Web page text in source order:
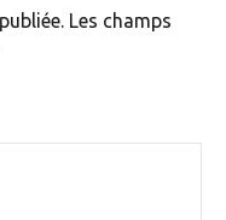
Les champs